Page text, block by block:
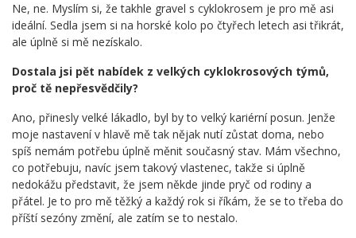
Ne, ne. Myslím si, že takhle gravel s cyklokrosem je pro mě asi
ideální. Sedla jsem si na horské kolo po čtyřech letech asi třikrát,
ale úplně si mě nezískalo.
Dostala jsi pět nabídek z velkých cyklokrosových týmů,
proč tě nepřesvědčily?
Ano, přinesly velké lákadlo, byl by to velký kariérní posun. Jenže
moje nastavení v hlavě mě tak nějak nutí zůstat doma, nebo
spíš nemám potřebu úplně měnit současný stav. Mám všechno,
co potřebuju, navíc jsem takový vlastenec, takže si úplně
nedokážu představit, že jsem někde jinde pryč od rodiny a
přátel. Je to pro mě těžký a každý rok si říkám, že se to třeba do
příští sezóny změní, ale zatím se to nestalo.